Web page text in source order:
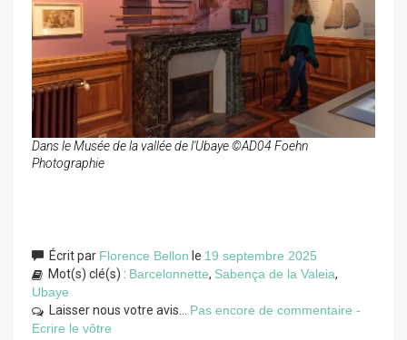
Dans le Musée de la vallée de l'Ubaye ©AD04 Foehn
Photographie
Écrit par Florence Bellon le 19 septembre 2025
Mot(s) clé(s) : Barcelonnette, Sabença de la Valeia,
Ubaye
Laisser nous votre avis... Pas encore de commentaire -
Ecrire le vôtre